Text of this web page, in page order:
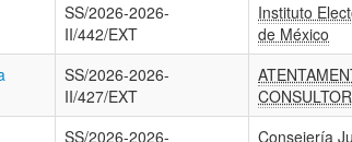
SS/2026-2026-
II/442/EXT
Instituto
de México
SS/2026-2026-
II/427/EXT
SS/2026-2026-
Consejería